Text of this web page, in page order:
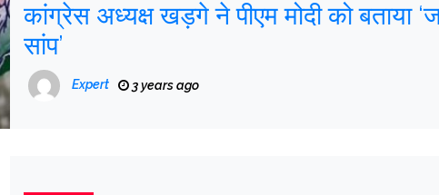
कांग्रेस अध्यक्ष खड़गे ने पीएम मोदी को बताया
सांप’
Expert 3 years ago